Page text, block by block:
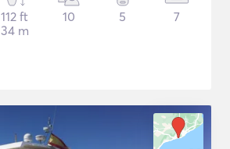
112 ft
34 m
10 5 7